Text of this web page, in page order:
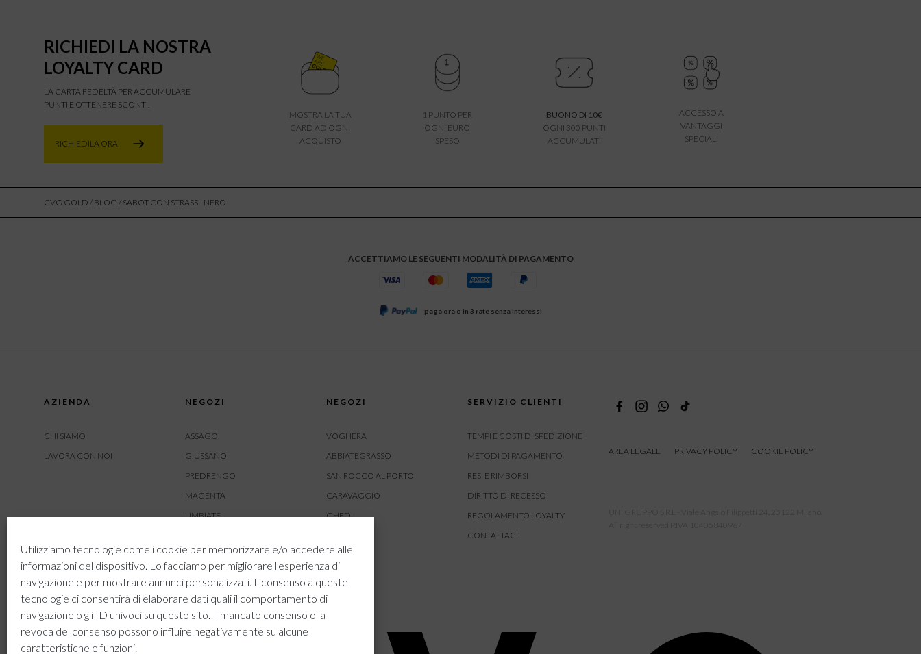
Utilizziamo tecnologie come i cookie per memorizzare e/o accedere alle
informazioni del dispositivo. Lo facciamo per migliorare l'esperienza di
navigazione e per mostrare annunci personalizzati. Il consenso a queste
tecnologie ci consentirà di elaborare dati quali il comportamento di
navigazione o gli ID univoci su questo sito. Il mancato consenso o la
revoca del consenso possono influire negativamente su alcune
caratteristiche e funzioni.
RICHIEDI LA NOSTRA
LOYALTY CARD
LA CARTA FEDELTÀ PER ACCUMULARE
PUNTI E OTTENERE SCONTI.
RICHIEDILA ORA
MOSTRA LA TUA
CARD AD OGNI
ACQUISTO
1 PUNTO PER
OGNI EURO
SPESO
BUONO DI 10€
OGNI 300 PUNTI
ACCUMULATI
ACCESSO A
VANTAGGI
SPECIALI
CVG GOLD / BLOG / SABOT CON STRASS - NERO
ACCETTIAMO LE SEGUENTI MODALITÀ DI PAGAMENTO
paga ora o in 3 rate senza interessi
AZIENDA
CHI SIAMO
LAVORA CON NOI
NEGOZI
ASSAGO
GIUSSANO
PREDRENGO
MAGENTA
LIMBIATE
BUSNAGO
NEGOZI
VOGHERA
ABBIATEGRASSO
SAN ROCCO AL PORTO
CARAVAGGIO
GHEDI
CREMONA
SERVIZIO CLIENTI
TEMPI E COSTI DI SPEDIZIONE
METODI DI PAGAMENTO
RESI E RIMBORSI
DIRITTO DI RECESSO
REGOLAMENTO LOYALTY
CONTATTACI
AREA LEGALE PRIVACY POLICY COOKIE POLICY